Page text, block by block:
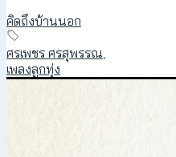
คิดถึงบ้านนอก
ศรเพชร ศรสุพรรณ,
เพลงลูกทุ่ง